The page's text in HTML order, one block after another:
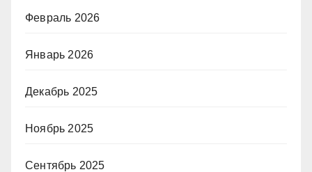
Февраль 2026
Январь 2026
Декабрь 2025
Ноябрь 2025
Сентябрь 2025